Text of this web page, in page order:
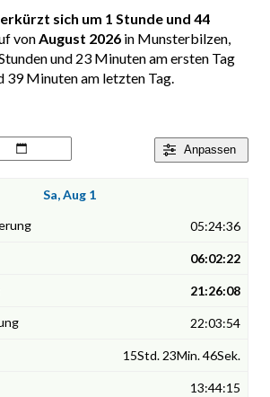
sich um 1 Stunde und 44
vonAugust 2026 in Munsterbilzen,
und 23 Minuten am ersten Tag
39 Minuten am letzten Tag.
Anpassen
Sa, Aug 1
05:24:36
06:02:22
21:26:08
22:03:54
15Std. 23Min. 46Sek.
13:44:15